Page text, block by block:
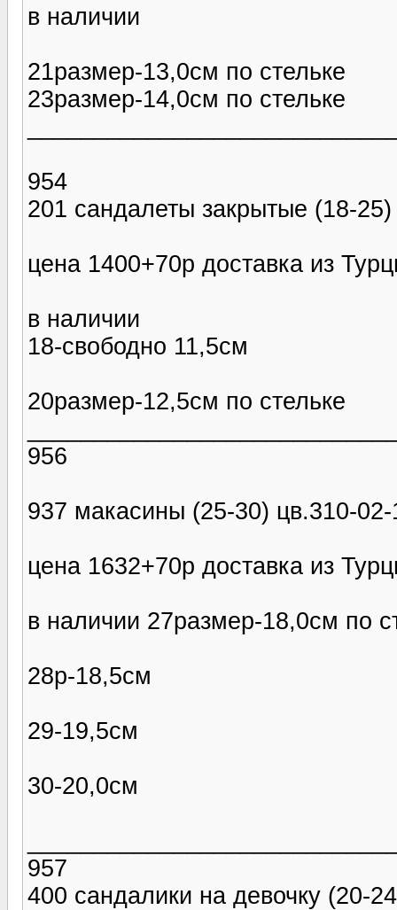
в наличии
21размер-13,0см по стельке
23размер-14,0см по стельке
954
201 сандалеты закрытые (18-
цена 1400+70р доставка из
в наличии
18-свободно 11,5см
20размер-12,5см по стельке
956
937 макасины (25-30) цв.310-02-
цена 1632+70р доставка из
в наличии 27размер-18,0см по
28р-18,5см
29-19,5см
30-20,0см
957
400 сандалики на девочку (20-